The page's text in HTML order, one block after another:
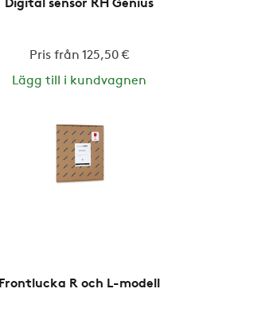
Digital sensor RH Genius
Pris från 125,50 €
Lägg till i kundvagnen
Frontlucka R och L-modell